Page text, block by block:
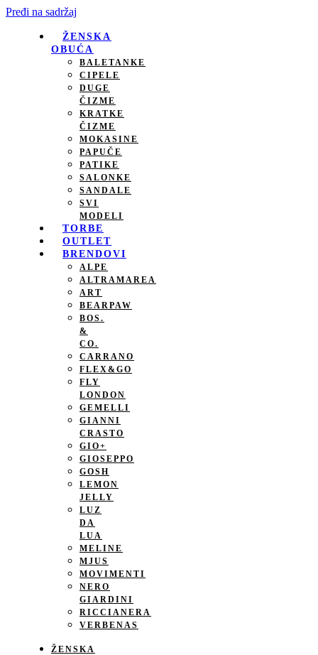
Pređi na sadržaj
ŽENSKA
OBUĆA
BALETANKE
CIPELE
DUGE
ČIZME
KRATKE
ČIZME
MOKASINE
PAPUČE
PATIKE
SALONKE
SANDALE
SVI
MODELI
TORBE
OUTLET
BRENDOVI
ALPE
ALTRAMAREA
ART
BEARPAW
BOS.
&
CO.
CARRANO
FLEX&GO
FLY
LONDON
GEMELLI
GIANNI
CRASTO
GIO+
GIOSEPPO
GOSH
LEMON
JELLY
LUZ
DA
LUA
MELINE
MJUS
MOVIMENTI
NERO
GIARDINI
RICCIANERA
VERBENAS
ŽENSKA